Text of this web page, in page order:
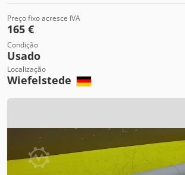
Preço fixo acresce IVA
165 €
Condição
Usado
Localização
Wiefelstede